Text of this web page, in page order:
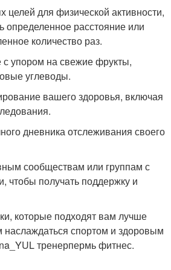
целей для физической активности,
определенное расстояние или
количество раз.
упором на свежие фрукты,
углеводы.
вашего здоровья, включая
дневника отслеживания своего
сообществам или группам с
получать поддержку и
которые подходят вам лучше
наслаждаться спортом и здоровым
тренерпермь фитнес.